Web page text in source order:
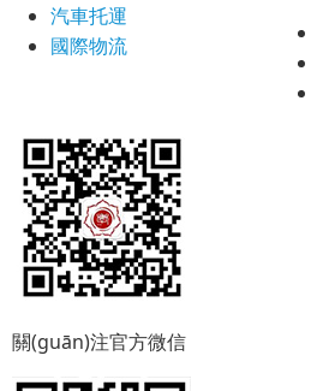
汽車托運
國際物流
關(guān)注官方微信